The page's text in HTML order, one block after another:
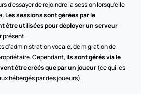
d'essayer de rejoindre la session lorsqu'elle
. Les sessions sont gérées par le
être utilisées pour déployer un serveur
présent.
d'administration vocale, de migration de
Cependant, ils sont gérés via le
être créés que par un joueur (ce qui les
hébergés par des joueurs).